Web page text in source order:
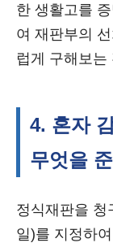
한 생활고를
여 재판부의
럽게 구해보는
4. 혼자
무엇을
정식재판을 청
일)를 지정하